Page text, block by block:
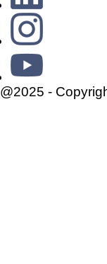
@2025 -